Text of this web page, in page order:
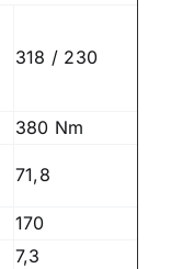
318 / 230
380 Nm
71,8
170
7,3